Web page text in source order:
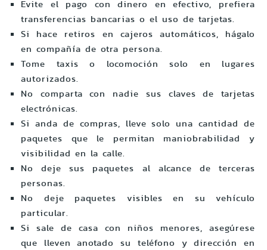
Evite el pago con dinero en efectivo, prefiera
transferencias bancarias o el uso de tarjetas.
Si hace retiros en cajeros automáticos, hágalo
en compañía de otra persona.
Tome taxis o locomoción solo en lugares
autorizados.
No comparta con nadie sus claves de tarjetas
electrónicas.
Si anda de compras, lleve solo una cantidad de
paquetes que le permitan maniobrabilidad y
visibilidad en la calle.
No deje sus paquetes al alcance de terceras
personas.
No deje paquetes visibles en su vehículo
particular.
Si sale de casa con niños menores, asegúrese
que lleven anotado su teléfono y dirección en